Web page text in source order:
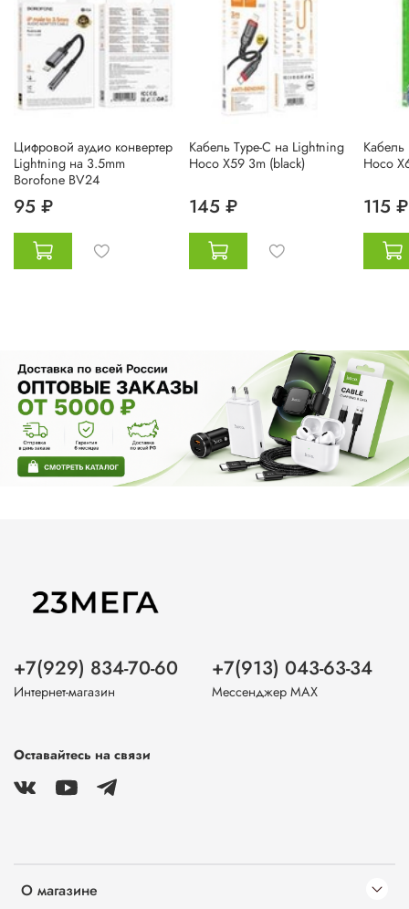
Цифровой аудио конвертер
Lightning на 3.5mm
Borofone BV24
95 ₽
Кабель Type-C на Lightning
Hoco X59 3m (black)
145 ₽
Кабель
Hoco
115 ₽
О магазине
+7(929) 834-70-60
Интернет-магазин
+7(913) 043-63-34
Мессенджер MAX
Оставайтесь на связи